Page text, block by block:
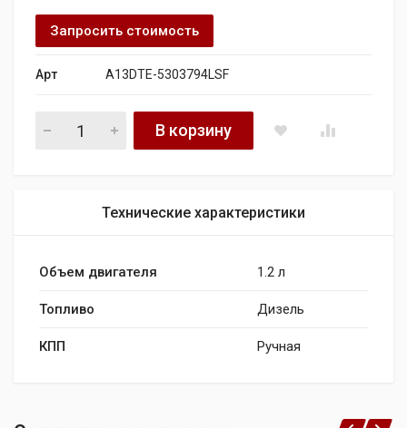
Запросить стоимость
Арт A13DTE-5303794LSF
Двигатель VAUXHALL Corsa CDTI Ecoflex S/S quantity
В корзину
Технические характеристики
Объем двигателя 1.2 л
Топливо Дизель
КПП Ручная